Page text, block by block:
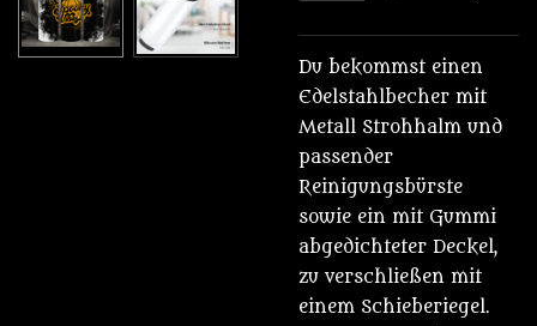
Du bekommst einen
Edelstahlbecher mit
Metall Strohhalm und
passender
Reinigungsbürste
sowie ein mit Gummi
abgedichteter Deckel,
zu verschließen mit
einem Schieberiegel.